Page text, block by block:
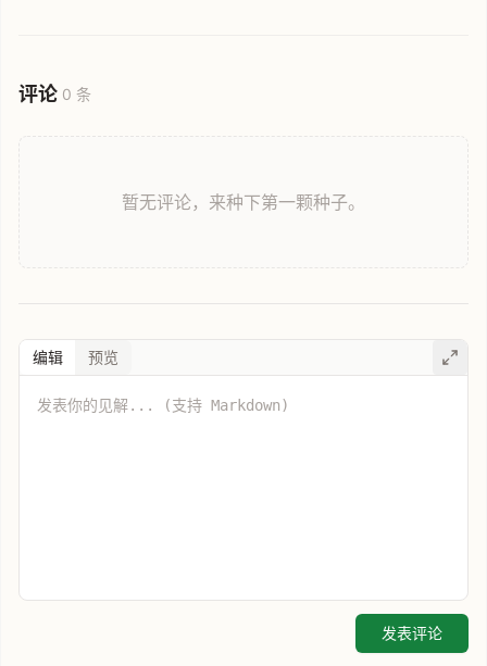
评论 0 条
暂无评论，来种下第一颗种子。
编辑 预览
发表评论